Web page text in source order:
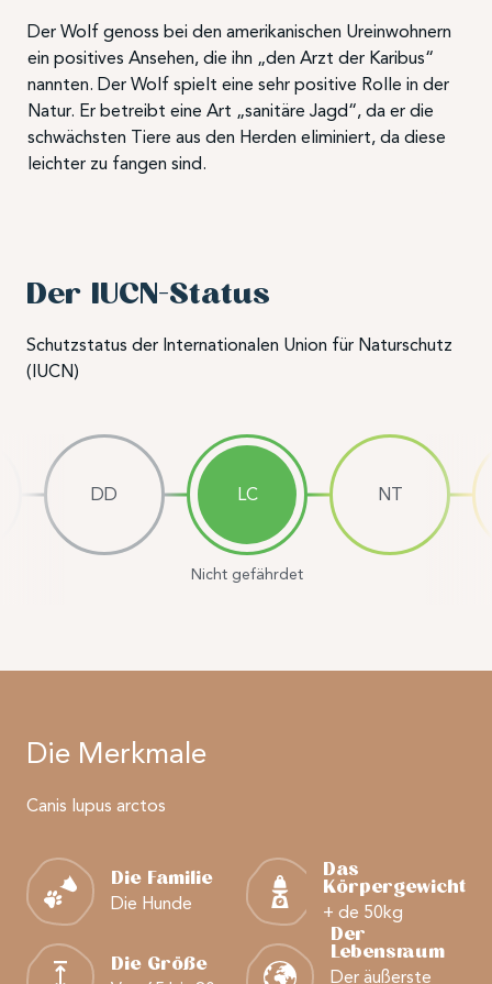
Der Wolf genoss bei den amerikanischen Ureinwohnern
ein positives Ansehen, die ihn „den Arzt der Karibus“
nannten. Der Wolf spielt eine sehr positive Rolle in der
Natur. Er betreibt eine Art „sanitäre Jagd“, da er die
schwächsten Tiere aus den Herden eliminiert, da diese
leichter zu fangen sind.
Der IUCN-Status
Schutzstatus der Internationalen Union für Naturschutz
(IUCN)
DD LC
Nicht gefährdet
NT
Die Merkmale
Canis lupus arctos
Die Familie
Die Hunde
Das
Körpergewicht
+ de 50kg
Die Größe
Der
Lebensraum
Der äußerste